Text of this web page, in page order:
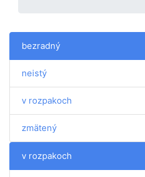
bezradný
neistý
v rozpakoch
zmätený
v rozpakoch